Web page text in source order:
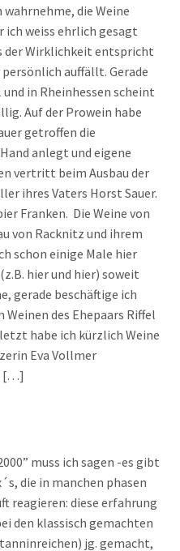
wahrnehme, die Weine
ich weiss ehrlich gesagt
der Wirklichkeit entspricht
auffällt. Gerade
und in Rheinhessen scheint
Auf der Prowein habe
getroffen die
anlegt und eigene
vertritt beim Ausbau der
ihres Vaters Horst Sauer.
Franken. Die Weine von
von Racknitz und ihrem
schon einige Male hier
hier und hier) soweit
gerade beschäftige ich
Weinen des Ehepaars Riffel
habe ich kürzlich Weine
Eva Vollmer
[…]
muss ich sagen -es gibt
die in manchen phasen
reagieren: diese erfahrung
den klassisch gemachten
jg. gemacht,